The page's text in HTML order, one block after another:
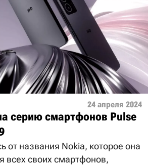
24 апреля 2024
серию смартфонов Pulse
от названия Nokia, которое она
всех своих смартфонов,